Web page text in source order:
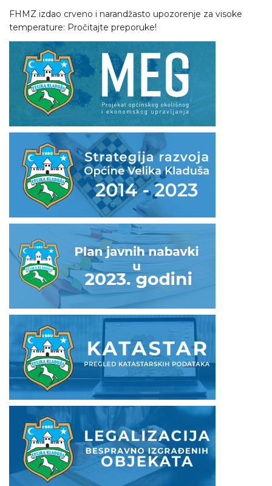
FHMZ izdao crveno i narandžasto upozorenje za visoke
temperature: Pročitajte preporuke!